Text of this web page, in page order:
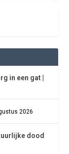
in een gat |
2026
dood